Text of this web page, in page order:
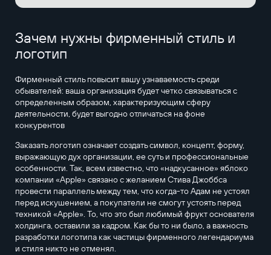
Зачем нужны фирменный стиль и
логотип
Фирменный стиль повысит вашу узнаваемость среди
обывателей: ваша организация будет четко связываться с
определенным образом, характеризующим сферу
деятельности, будет выгодно отличаться на фоне
конкурентов
Заказать логотип означает создать символ, концепт, форму,
выражающую дух организации, ее суть и профессиональные
особенности. Так, всем известно, что «надкусанное» яблоко
компании «Apple» связано с желанием Стива Джоббса
провести параллель между тем, что когда-то Адам не устоял
перед искушением, а покупатели не смогут устоять перед
техникой «Apple». То, что это был любимый фрукт основателя
холдинга, оставили за кадром. Как бы то ни было, а важность
разработки логотипа как частицы фирменного легендариума
и стиля никто не отменял.